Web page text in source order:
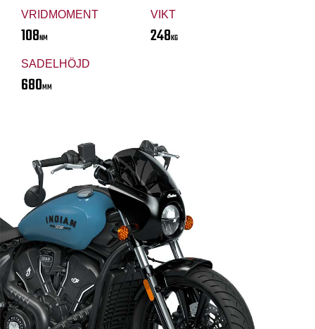
VRIDMOMENT
108NM
VIKT
248KG
SADELHÖJD
680MM